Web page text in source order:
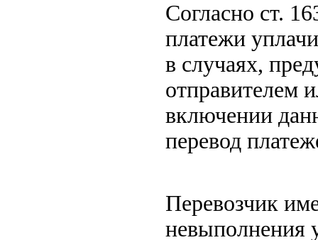
Согласно ст.
платежи
в случаях,
отправителем
включении
перевод
Перевозчик
невыполнения